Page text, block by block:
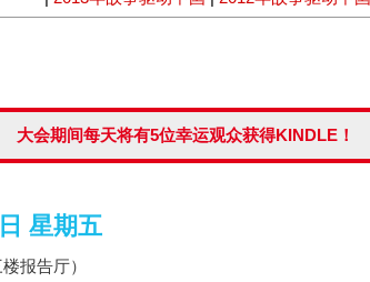
大会期间每天将有5位幸运观众获得KINDLE！
星期五
报告厅）